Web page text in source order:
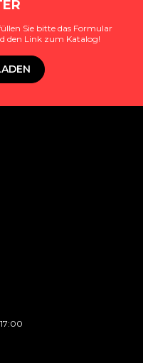
Sie bitte das Formular
den Link zum Katalog!